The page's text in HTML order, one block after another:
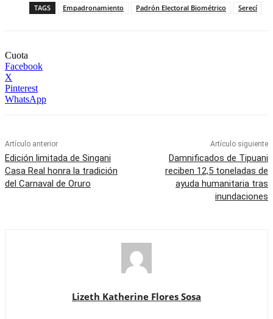
TAGS Empadronamiento Padrón Electoral Biométrico Serecí
Cuota
Facebook
X
Pinterest
WhatsApp
Artículo anterior
Edición limitada de Singani
Casa Real honra la tradición
del Carnaval de Oruro
Artículo siguiente
Damnificados de Tipuani
reciben 12,5 toneladas de
ayuda humanitaria tras
inundaciones
Lizeth Katherine Flores Sosa